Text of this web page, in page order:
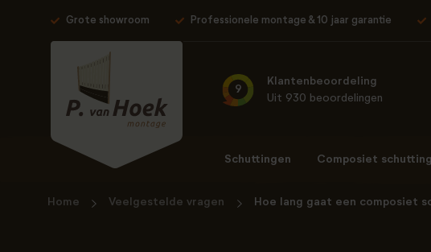
Grote showroom Professionele montage & 10 jaar garantie
9
Klantenbeoordeling
Uit 930 beoordelingen
Schuttingen Composiet
Home Veelgestelde vragen Hoe lang gaat een composiet